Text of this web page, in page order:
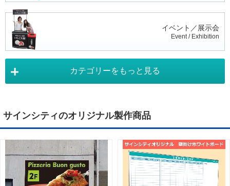
イベント／展示会
Event / Exhibition
Tapestry
ライトパネル
Light Panel
カテゴリーをもっと見る
サインシティのオリジナル製作商品